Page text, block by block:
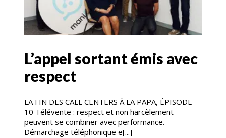
L’appel sortant émis avec
respect
LA FIN DES CALL CENTERS À LA PAPA, ÉPISODE
10 Télévente : respect et non harcèlement
peuvent se combiner avec performance.
Démarchage téléphonique e[...]